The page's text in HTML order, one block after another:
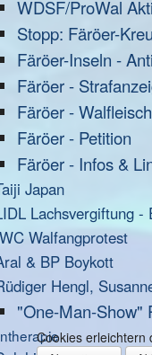
WDSF/ProWal
Stopp: Färöer-
Färöer-Inseln -
Färöer -
Färöer -
Färöer - Petition
Färöer - Infos &
Japan
Lachsvergiftung -
Walfangprotest
& BP Boykott
Hengl,
"One-Man-Show"
Cookies erleichtern